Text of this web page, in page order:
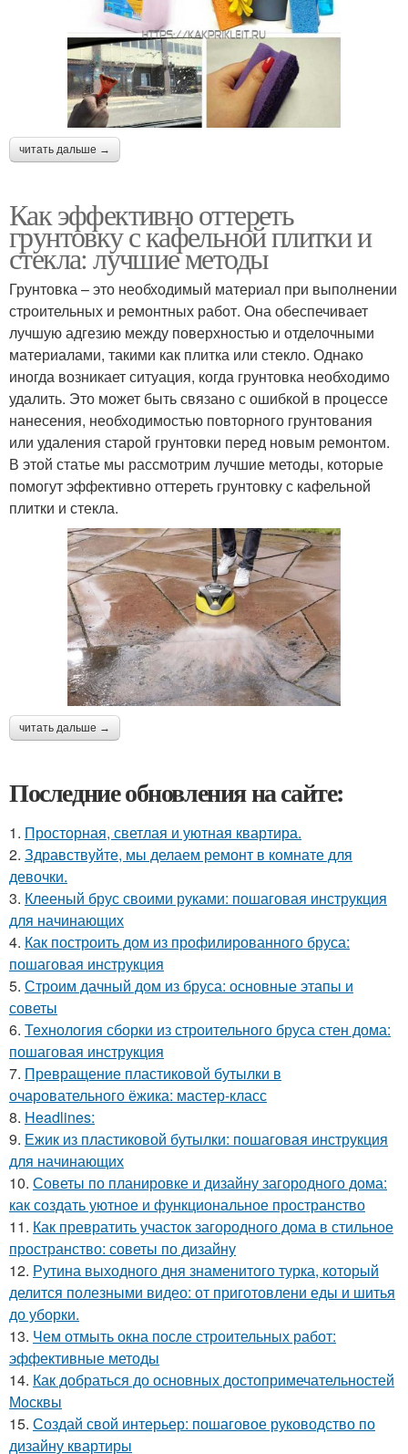
читать дальше →
Как эффективно оттереть
грунтовку с кафельной плитки и
стекла: лучшие методы
Грунтовка – это необходимый материал при выполнении
строительных и ремонтных работ. Она обеспечивает
лучшую адгезию между поверхностью и отделочными
материалами, такими как плитка или стекло. Однако
иногда возникает ситуация, когда грунтовка необходимо
удалить. Это может быть связано с ошибкой в процессе
нанесения, необходимостью повторного грунтования
или удаления старой грунтовки перед новым ремонтом.
В этой статье мы рассмотрим лучшие методы, которые
помогут эффективно оттереть грунтовку с кафельной
плитки и стекла.
читать дальше →
Последние обновления на сайте:
1. Просторная, светлая и уютная квартира.
2. Здравствуйте, мы делаем ремонт в комнате для
девочки.
3. Клееный брус своими руками: пошаговая инструкция
для начинающих
4. Как построить дом из профилированного бруса:
пошаговая инструкция
5. Строим дачный дом из бруса: основные этапы и
советы
6. Технология сборки из строительного бруса стен дома:
пошаговая инструкция
7. Превращение пластиковой бутылки в
очаровательного ёжика: мастер-класс
8. Headlines:
9. Ежик из пластиковой бутылки: пошаговая инструкция
для начинающих
10. Советы по планировке и дизайну загородного дома:
как создать уютное и функциональное пространство
11. Как превратить участок загородного дома в стильное
пространство: советы по дизайну
12. Рутина выходного дня знаменитого турка, который
делится полезными видео: от приготовлени еды и шитья
до уборки.
13. Чем отмыть окна после строительных работ:
эффективные методы
14. Как добраться до основных достопримечательностей
Москвы
15. Создай свой интерьер: пошаговое руководство по
дизайну квартиры